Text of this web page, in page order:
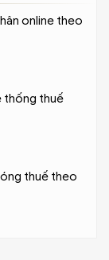
online theo
thống thuế
thuế theo